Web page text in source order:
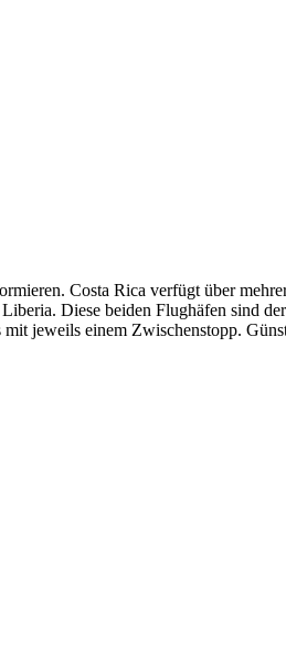
Costa Rica verfügt über
Diese beiden Flughäfen sind
jeweils einem Zwischenstopp.